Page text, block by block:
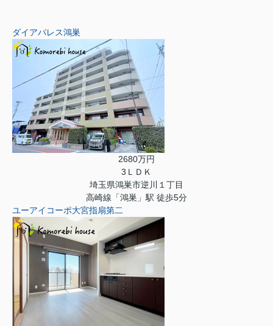
ダイアパレス鴻巣
2680万円
3ＬＤＫ
埼玉県鴻巣市逆川１丁目
高崎線「鴻巣」駅 徒歩5分
ユーアイコーポ大宮指扇第二